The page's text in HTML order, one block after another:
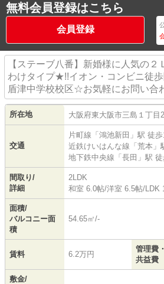
無料会員登録はこちら
会員登録
【ステーブ八番】新婚様に人気の
わけタイプ★!!イオン・コンビニ徒
盾津中学校校区☆お気軽にお問い合
所在地 大阪府東大阪市三島 １丁目
交通
片町線 「 鴻池新田 」駅 徒
近鉄けいはんな線 「 荒本 」
地下鉄中央線 「 長田 」駅
間取り/
詳細
2LDK
和室 6.0帖/洋室 6.5帖/
面積/
バルコニー面
積
54.65㎡/-
賃料 6.2万円
管理費・
共益費
敷金/